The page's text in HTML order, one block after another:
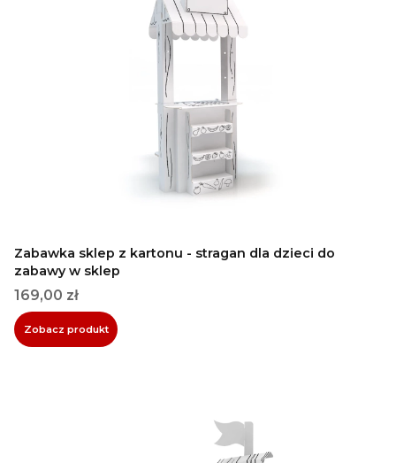
Zabawka sklep z kartonu - stragan dla dzieci do
zabawy w sklep
Cena
169,00 zł
Zobacz produkt